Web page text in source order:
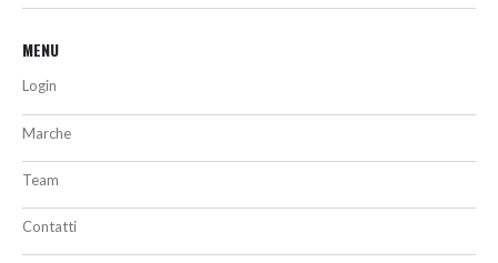
MENU
Login
Marche
Team
Contatti